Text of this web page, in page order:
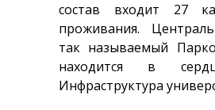
состав входит 27
проживания.
так называемый
находится в
Инфраструктура